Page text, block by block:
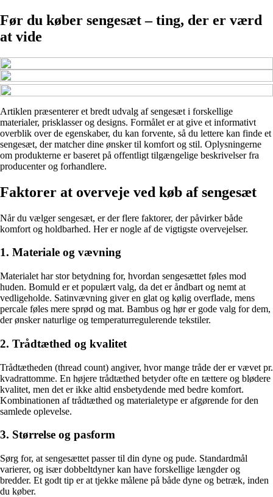
Før du køber sengesæt – ting, der er værd
at vide
Artiklen præsenterer et bredt udvalg af sengesæt i forskellige
materialer, prisklasser og designs. Formålet er at give et informativt
overblik over de egenskaber, du kan forvente, så du lettere kan finde et
sengesæt, der matcher dine ønsker til komfort og stil. Oplysningerne
om produkterne er baseret på offentligt tilgængelige beskrivelser fra
producenter og forhandlere.
Faktorer at overveje ved køb af sengesæt
Når du vælger sengesæt, er der flere faktorer, der påvirker både
komfort og holdbarhed. Her er nogle af de vigtigste overvejelser.
1. Materiale og vævning
Materialet har stor betydning for, hvordan sengesættet føles mod
huden. Bomuld er et populært valg, da det er åndbart og nemt at
vedligeholde. Satinvævning giver en glat og kølig overflade, mens
percale føles mere sprød og mat. Bambus og hør er gode valg for dem,
der ønsker naturlige og temperaturregulerende tekstiler.
2. Trådtæthed og kvalitet
Trådtætheden (thread count) angiver, hvor mange tråde der er vævet pr.
kvadrattomme. En højere trådtæthed betyder ofte en tættere og blødere
kvalitet, men det er ikke altid ensbetydende med bedre komfort.
Kombinationen af trådtæthed og materialetype er afgørende for den
samlede oplevelse.
3. Størrelse og pasform
Sørg for, at sengesættet passer til din dyne og pude. Standardmål
varierer, og især dobbeltdyner kan have forskellige længder og
bredder. Et godt tip er at tjekke målene på både dyne og betræk, inden
du køber.